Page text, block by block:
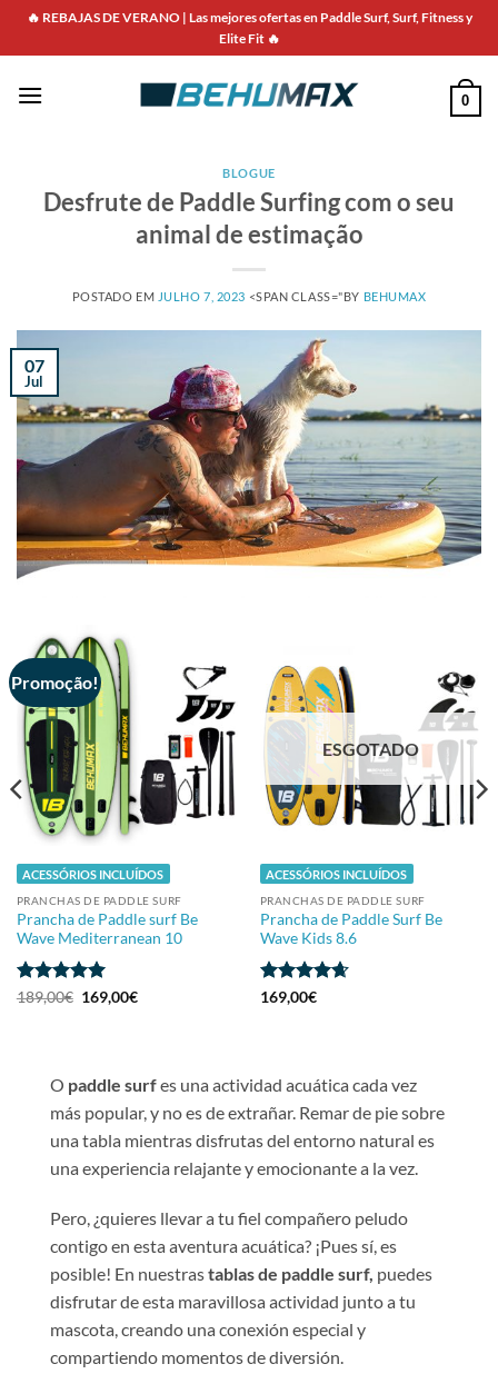
Saltar
conteúdo
🔥 REBAJAS DE VERANO | Las mejores ofertas en Paddle Surf, Surf, Fitness y
Elite Fit 🔥
0
BLOGUE
Desfrute de Paddle Surfing com o seu
animal de estimação
POSTADO EM JULHO 7, 2023 <SPAN CLASS="BY BEHUMAX
07
Jul
Promoção!
ACESSÓRIOS INCLUÍDOS
PRANCHAS DE PADDLE SURF
Prancha de Paddle surf Be
Wave Mediterranean 10
Avaliação5
189,00€ O
preço
169,00€O
ESGOTADO
ACESSÓRIOS INCLUÍDOS
PRANCHAS DE PADDLE SURF
Prancha de Paddle Surf Be
Wave Kids 8.6
Avaliação
169,00€
O paddle surfes una actividad acuática cada vez
más popular, y no es de extrañar. Remar de pie sobre
una tabla mientras disfrutas del entorno natural es
una experiencia relajante y emocionante a la vez.
Pero, ¿quieres llevar a tu fiel compañero peludo
contigo en esta aventura acuática? ¡Pues sí, es
posible! En nuestrastablas de paddle surf, puedes
disfrutar de esta maravillosa actividad junto a tu
mascota, creando una conexión especial y
compartiendo momentos de diversión.